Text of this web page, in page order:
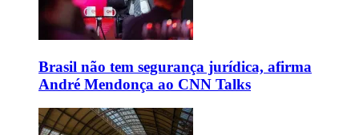
Brasil não tem segurança jurídica, afirma
André Mendonça ao CNN Talks